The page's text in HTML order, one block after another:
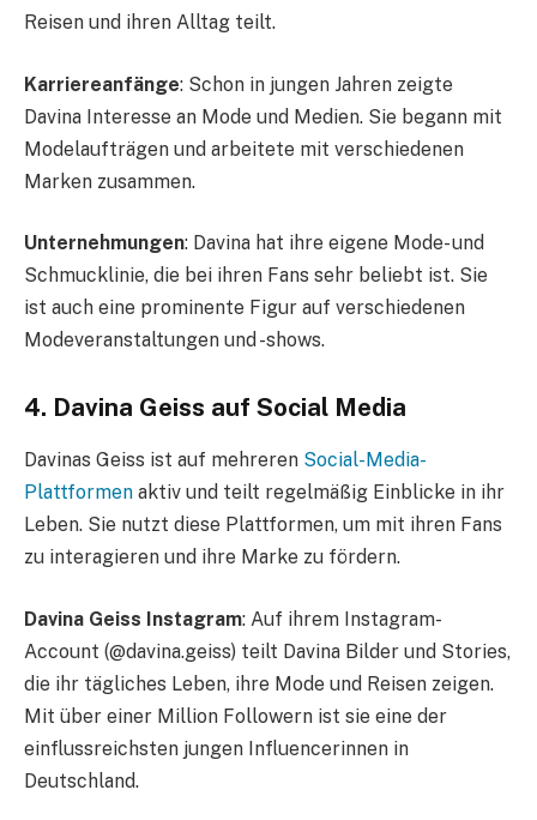
Reisen und ihren Alltag teilt.
Karriereanfänge: Schon in jungen Jahren zeigte
Davina Interesse an Mode und Medien. Sie begann mit
Modelaufträgen und arbeitete mit verschiedenen
Marken zusammen.
Unternehmungen: Davina hat ihre eigene Mode- und
Schmucklinie, die bei ihren Fans sehr beliebt ist. Sie
ist auch eine prominente Figur auf verschiedenen
Modeveranstaltungen und -shows.
4. Davina Geiss auf Social Media
Davinas Geiss ist auf mehreren Social-Media-
Plattformen aktiv und teilt regelmäßig Einblicke in ihr
Leben. Sie nutzt diese Plattformen, um mit ihren Fans
zu interagieren und ihre Marke zu fördern.
Davina Geiss Instagram: Auf ihrem Instagram-
Account (@davina.geiss) teilt Davina Bilder und Stories,
die ihr tägliches Leben, ihre Mode und Reisen zeigen.
Mit über einer Million Followern ist sie eine der
einflussreichsten jungen Influencerinnen in
Deutschland.